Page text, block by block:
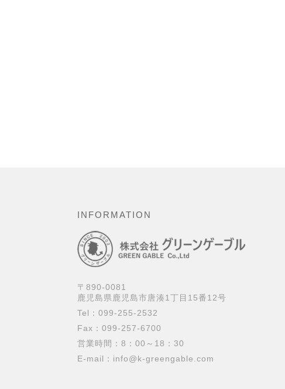
INFORMATION
〒890-0081
鹿児島県鹿児島市唐湊1丁目15番12号
Tel：099-255-2532
Fax：099-257-6700
営業時間：8：00～18：30
E-mail： info@k-greengable.com